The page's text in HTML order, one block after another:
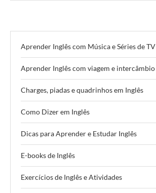
Aprender Inglês com Música e Séries de TV
Aprender Inglês com viagem e intercâmbio
Charges, piadas e quadrinhos em Inglês
Como Dizer em Inglês
Dicas para Aprender e Estudar Inglês
E-books de Inglês
Exercícios de Inglês e Atividades